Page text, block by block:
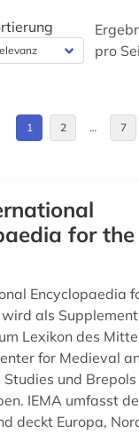
dänemark (1)
eisenbahnverkehr (1)
entscheidungsträger (1)
entwicklung (1)
entwicklungen (1)
erzählung (1)
Großbritannien (4)
(1)
Luxemburg (1)
Mittelamerika (1)
Niederlande (3)
pro
1 2 … 7
for
Encyclopaedia
als
Lexikon des
for Medieval
Studies und
IEMA umfasst
deckt Europa,